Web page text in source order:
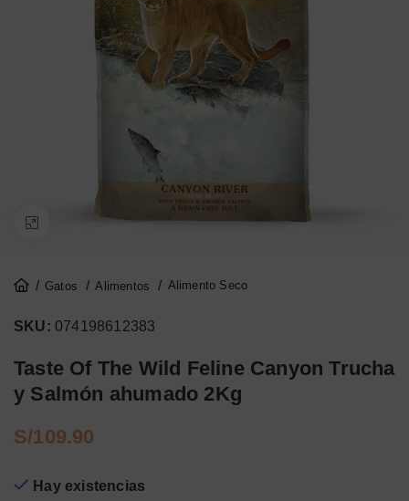
Click to enlarge
Gatos Alimentos Alimento Seco
SKU: 074198612383
Taste Of The Wild Feline Canyon Trucha
y Salmón ahumado 2Kg
S/
Hay existencias